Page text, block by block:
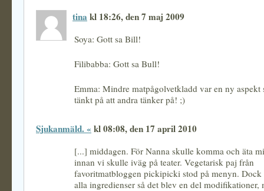
tina kl 18:26, den 7 maj 2009
Soya: Gott sa Bill!
Filibabba: Gott sa Bull!
Emma: Mindre matpågolvetkladd var en ny aspekt
tänkt på att andra tänker på! ;)
Sjukanmäld. « kl 08:08, den 17 april 2010
[...] middagen. För Nanna skulle komma och äta
innan vi skulle iväg på teater. Vegetarisk paj från
favoritmatbloggen pickipicki stod på menyn. Dock
alla ingredienser så det blev en del modifikationer,